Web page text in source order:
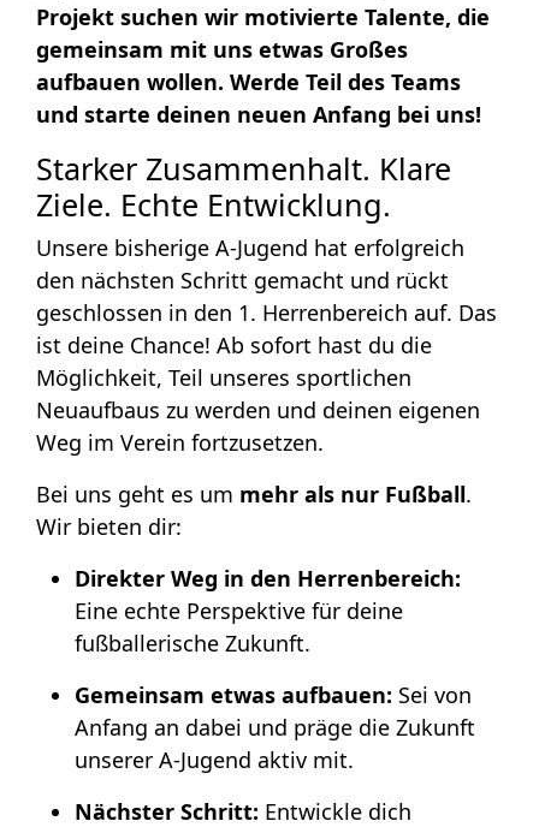
Projekt suchen wir motivierte Talente, die
gemeinsam mit uns etwas Großes
aufbauen wollen. Werde Teil des Teams
und starte deinen neuen Anfang bei uns!
Starker Zusammenhalt. Klare
Ziele. Echte Entwicklung.
Unsere bisherige A-Jugend hat erfolgreich
den nächsten Schritt gemacht und rückt
geschlossen in den 1. Herrenbereich auf. Das
ist deine Chance! Ab sofort hast du die
Möglichkeit, Teil unseres sportlichen
Neuaufbaus zu werden und deinen eigenen
Weg im Verein fortzusetzen.
Bei uns geht es um mehr als nur Fußball.
Wir bieten dir:
Direkter Weg in den Herrenbereich:
Eine echte Perspektive für deine
fußballerische Zukunft.
Gemeinsam etwas aufbauen: Sei von
Anfang an dabei und präge die Zukunft
unserer A-Jugend aktiv mit.
Nächster Schritt: Entwickle dich